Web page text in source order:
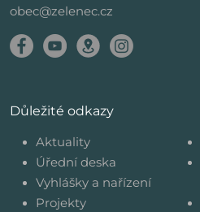
obec@zelenec.cz
Důležité odkazy
Aktuality
Úřední deska
Vyhlášky a nařízení
Projekty